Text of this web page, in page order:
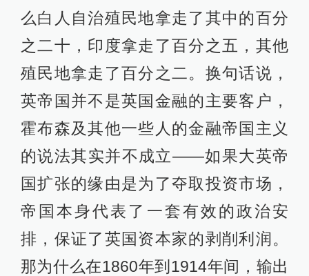
么白人自治殖民地拿走了其中的百分
之二十，印度拿走了百分之五，其他
殖民地拿走了百分之二。换句话说，
英帝国并不是英国金融的主要客户，
霍布森及其他一些人的金融帝国主义
的说法其实并不成立——如果大英帝
国扩张的缘由是为了夺取投资市场，
帝国本身代表了一套有效的政治安
排，保证了英国资本家的剥削利润。
那为什么在1860年到1914年间，输出